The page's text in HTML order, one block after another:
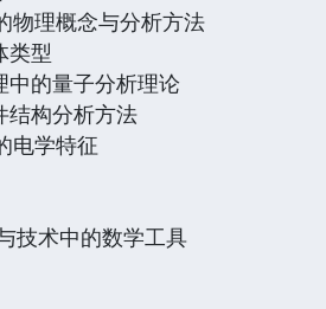
物理概念与分析方法
类型
中的量子分析理论
结构分析方法
电学特征
技术中的数学工具